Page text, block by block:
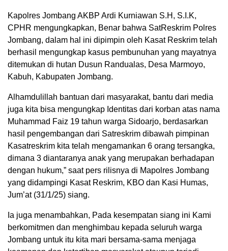
Kapolres Jombang AKBP Ardi Kurniawan S.H, S.I.K,
CPHR mengungkapkan, Benar bahwa SatReskrim Polres
Jombang, dalam hal ini dipimpin oleh Kasat Reskrim telah
berhasil mengungkap kasus pembunuhan yang mayatnya
ditemukan di hutan Dusun Randualas, Desa Marmoyo,
Kabuh, Kabupaten Jombang.
Alhamdulillah bantuan dari masyarakat, bantu dari media
juga kita bisa mengungkap Identitas dari korban atas nama
Muhammad Faiz 19 tahun warga Sidoarjo, berdasarkan
hasil pengembangan dari Satreskrim dibawah pimpinan
Kasatreskrim kita telah mengamankan 6 orang tersangka,
dimana 3 diantaranya anak yang merupakan berhadapan
dengan hukum,” saat pers rilisnya di Mapolres Jombang
yang didampingi Kasat Reskrim, KBO dan Kasi Humas,
Jum’at (31/1/25) siang.
Ia juga menambahkan, Pada kesempatan siang ini Kami
berkomitmen dan menghimbau kepada seluruh warga
Jombang untuk itu kita mari bersama-sama menjaga